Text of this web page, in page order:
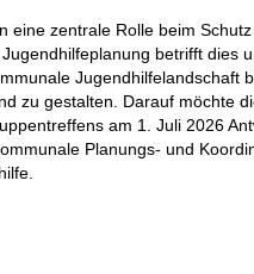
eine zentrale Rolle beim
betrifft dies
Jugendhilfelandschaft
zu gestalten. Darauf möchte
am 1. Juli 2026
Planungs- und